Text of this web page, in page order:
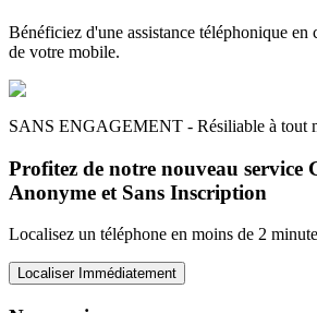
Bénéficiez d'une assistance téléphonique en
de votre mobile.
SANS ENGAGEMENT - Résiliable à tout
Profitez de notre nouveau service
Anonyme et Sans Inscription
Localisez un téléphone en moins de 2
Localiser Immédiatement